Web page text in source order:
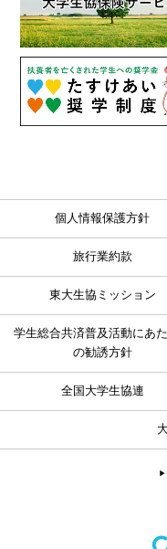
個人情報保護方針
旅行業約款
東大生協ミッション
学生総合共済普及活動にあ
の勧誘方針
全国大学生協連